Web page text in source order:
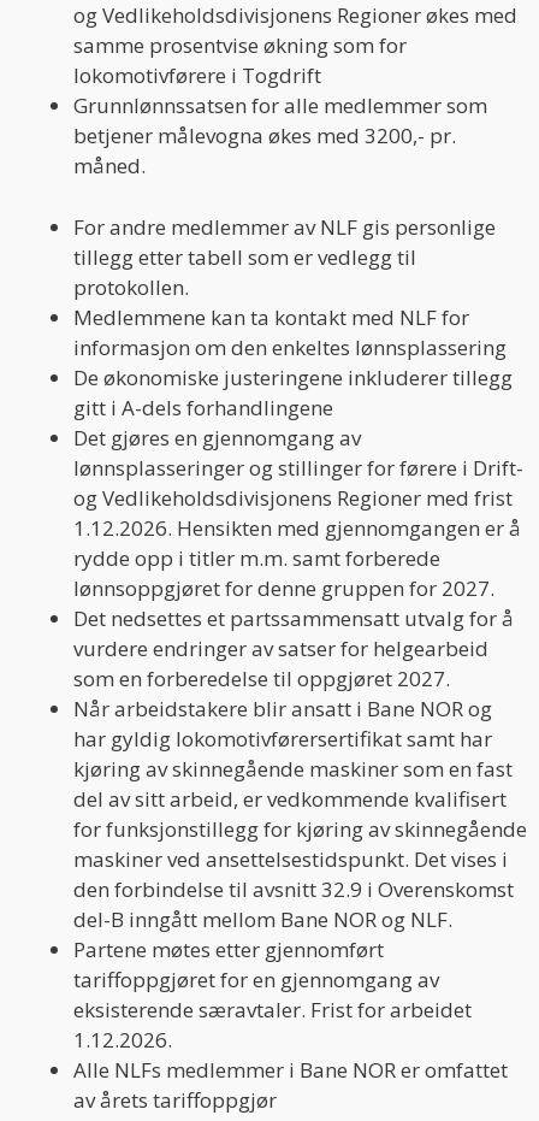
og Vedlikeholdsdivisjonens Regioner økes med
samme prosentvise økning som for
lokomotivførere i Togdrift
Grunnlønnssatsen for alle medlemmer som
betjener målevogna økes med 3200,- pr.
måned.
For andre medlemmer av NLF gis personlige
tillegg etter tabell som er vedlegg til
protokollen.
Medlemmene kan ta kontakt med NLF for
informasjon om den enkeltes lønnsplassering
De økonomiske justeringene inkluderer tillegg
gitt i A-dels forhandlingene
Det gjøres en gjennomgang av
lønnsplasseringer og stillinger for førere i Drift-
og Vedlikeholdsdivisjonens Regioner med frist
1.12.2026. Hensikten med gjennomgangen er å
rydde opp i titler m.m. samt forberede
lønnsoppgjøret for denne gruppen for 2027.
Det nedsettes et partssammensatt utvalg for å
vurdere endringer av satser for helgearbeid
som en forberedelse til oppgjøret 2027.
Når arbeidstakere blir ansatt i Bane NOR og
har gyldig lokomotivførersertifikat samt har
kjøring av skinnegående maskiner som en fast
del av sitt arbeid, er vedkommende kvalifisert
for funksjonstillegg for kjøring av skinnegående
maskiner ved ansettelsestidspunkt. Det vises i
den forbindelse til avsnitt 32.9 i Overenskomst
del-B inngått mellom Bane NOR og NLF.
Partene møtes etter gjennomført
tariffoppgjøret for en gjennomgang av
eksisterende særavtaler. Frist for arbeidet
1.12.2026.
Alle NLFs medlemmer i Bane NOR er omfattet
av årets tariffoppgjør